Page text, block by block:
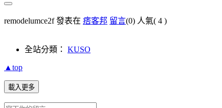
remodelumce2f 發表在 痞客邦 留言(0) 人氣( 4 )
全站分類： KUSO
▲top
載入更多